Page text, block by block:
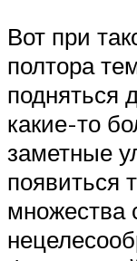
Вот при
полтора
подняться
какие-то
заметные
появиться
множества